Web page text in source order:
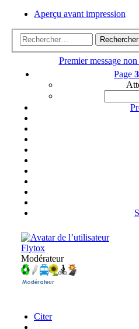
Aperçu avant impression
Rechercher
Premier message
Page
Flytox
Modérateur
Citer